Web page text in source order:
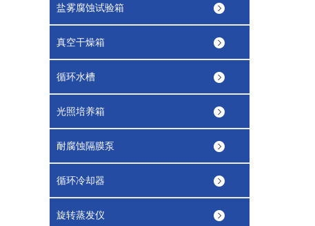
盐雾腐蚀试验箱
真空干燥箱
循环水槽
光照培养箱
耐腐蚀隔膜泵
循环冷却器
旋转蒸发仪